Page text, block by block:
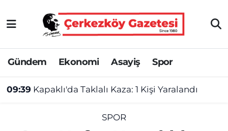
Gündem Ekonomi Asayiş Spor
09:39 Kapaklı'da Taklalı Kaza: 1 Kişi Yaralandı
SPOR
Asayiş
Ekonomi
Gündem
Tekirdağ Nöbetçi Eczaneler
Tekirdağ Hava Durumu
Tekirdağ Namaz Vakitleri
Tekirdağ Trafik Yoğunluk Haritası